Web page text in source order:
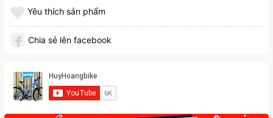
Yêu thích sản phẩm
Chia sẻ lên facebook